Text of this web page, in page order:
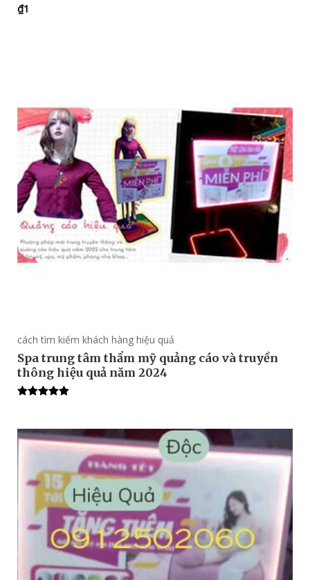
Rated
0
₫1
cách tìm kiếm khách hàng hiệu quả
Spa trung tâm thẩm mỹ quảng cáo và truyền
thông hiệu quả năm 2024